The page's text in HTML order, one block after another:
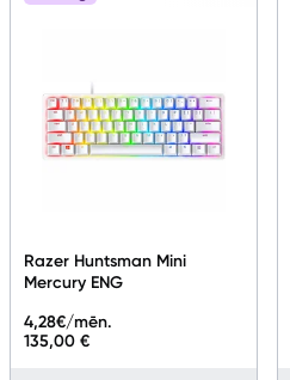
Razer Huntsman Mini
Mercury ENG
135,00 €
4,28€/mēn.